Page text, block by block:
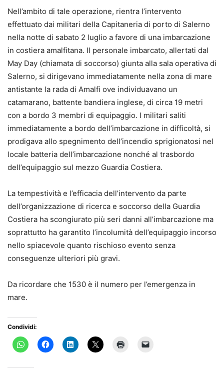
Nell’ambito di tale operazione, rientra l’intervento
effettuato dai militari della Capitaneria di porto di Salerno
nella notte di sabato 2 luglio a favore di una imbarcazione
in costiera amalfitana. Il personale imbarcato, allertati dal
May Day (chiamata di soccorso) giunta alla sala operativa di
Salerno, si dirigevano immediatamente nella zona di mare
antistante la rada di Amalfi ove individuavano un
catamarano, battente bandiera inglese, di circa 19 metri
con a bordo 3 membri di equipaggio. I militari saliti
immediatamente a bordo dell’imbarcazione in difficoltà, si
prodigava allo spegnimento dell’incendio sprigionatosi nel
locale batteria dell’imbarcazione nonché al trasbordo
dell’equipaggio sul mezzo Guardia Costiera.
La tempestività e l’efficacia dell’intervento da parte
dell’organizzazione di ricerca e soccorso della Guardia
Costiera ha scongiurato più seri danni all’imbarcazione ma
soprattutto ha garantito l’incolumità dell’equipaggio incorso
nello spiacevole quanto rischioso evento senza
conseguenze ulteriori più gravi.
Da ricordare che 1530 è il numero per l’emergenza in
mare.
Condividi: